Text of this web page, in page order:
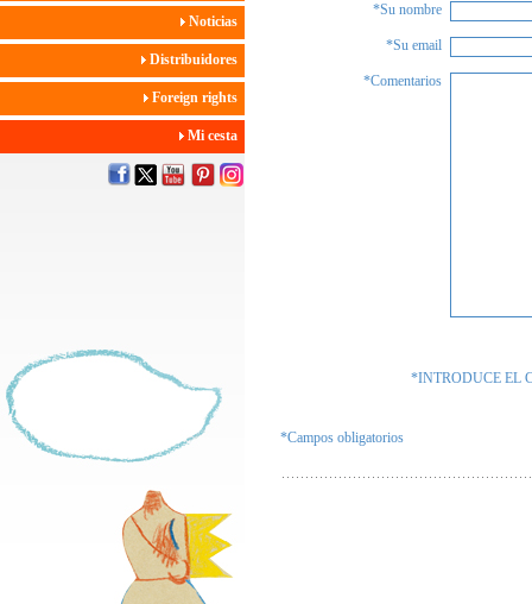
Noticias
Distribuidores
Foreign rights
Mi cesta
*Su nombre
*Su email
*Comentarios
*INTRODUCE EL
*Campos obligatorios